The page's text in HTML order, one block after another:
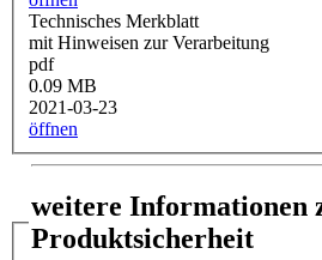
Technisches Merkblatt
mit Hinweisen zur Verarbeitung
pdf
0.09 MB
2021-03-23
öffnen
weitere Informationen
Produktsicherheit